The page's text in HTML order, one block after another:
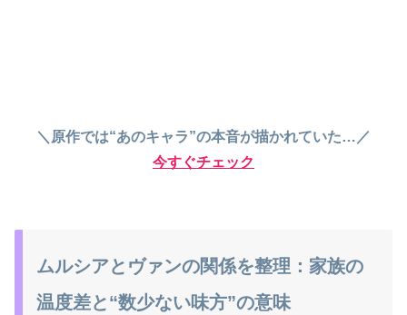
＼原作では“あのキャラ”の本音が描かれていた…／
今すぐチェック
ムルシアとヴァンの関係を整理：家族の
温度差と“数少ない味方”の意味